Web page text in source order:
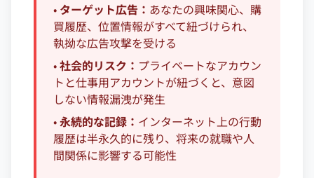
• ターゲット広告： あなたの興味関心、購
買履歴、位置情報がすべて紐づけられ、
執拗な広告攻撃を受ける
•社会的リスク： プライベートなアカウン
トと仕事用アカウントが紐づくと、意図
しない情報漏洩が発生
•永続的な記録： インターネット上の行動
履歴は半永久的に残り、将来の就職や人
間関係に影響する可能性